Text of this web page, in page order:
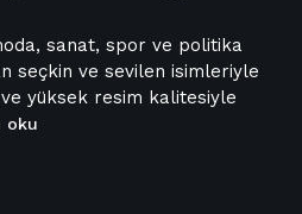
sanat, spor ve politika
seçkin ve sevilen isimleriyle
yüksek resim kalitesiyle
oku